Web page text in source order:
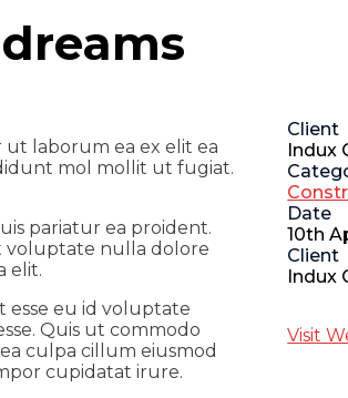
laborum ea ex elit ea
mol mollit ut fugiat.
pariatur ea proident.
voluptate nulla dolore
elit.
esse eu id voluptate
Quis ut commodo
culpa cillum eiusmod
cupidatat irure.
Client
Indux
Date
10th
Client
Indux
Visit